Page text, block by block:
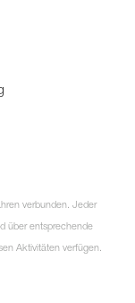
verbunden. Jeder
über entsprechende
Aktivitäten verfügen.